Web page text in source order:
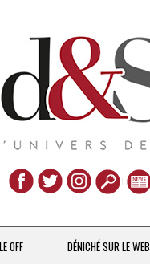
Aller
au
contenu
LE OFF DÉNICHÉ SUR LE WEB